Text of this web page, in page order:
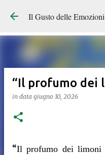
Il Gusto delle Emozioni
“Il profumo dei
in data giugno 10, 2026
“Il profumo dei limoni